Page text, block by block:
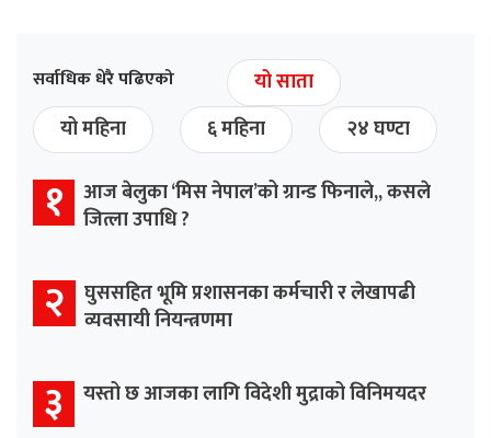
सर्वाधिक धेरै पढिएको
यो साता
यो महिना
६ महिना २४ घण्टा
१ आज बेलुका ‘मिस नेपाल’को ग्रान्ड फिनाले,, कसले
जित्ला उपाधि ?
२ घुससहित भूमि प्रशासनका कर्मचारी र लेखापढी
व्यवसायी नियन्त्रणमा
३ यस्तो छ आजका लागि विदेशी मुद्राको विनिमयदर